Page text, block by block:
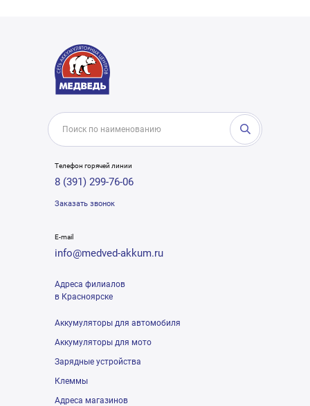
Телефон горячей линии
8 (391) 299-76-06
Заказать звонок
E-mail
info@medved-akkum.ru
Адреса филиалов
в Красноярске
Аккумуляторы для автомобиля
Аккумуляторы для мото
Зарядные устройства
Клеммы
Адреса магазинов